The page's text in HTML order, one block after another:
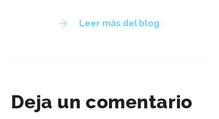
Leer más del blog
Deja un comentario